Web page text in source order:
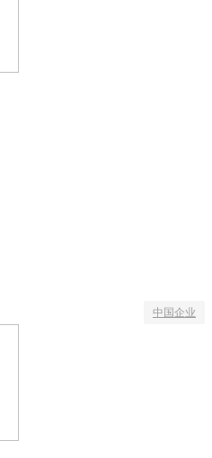
中国企业